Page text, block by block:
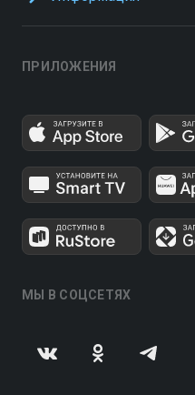
ПРИЛОЖЕНИЯ
МЫ В СОЦСЕТЯХ